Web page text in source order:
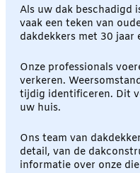
Als uw dak beschadigd
vaak een teken van
dakdekkers met 30
Onze professionals
verkeren.
tijdig identificeren. Dit
uw huis.
Ons team van
detail, van de
informatie over onze